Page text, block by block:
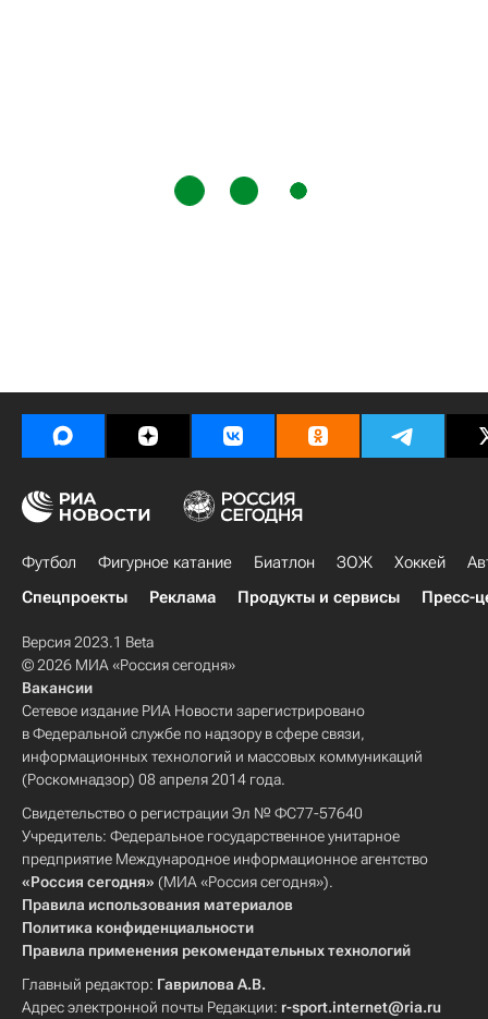
Футбол Фигурное катание Биатлон ЗОЖ Хоккей
Спецпроекты
Реклама Продукты и сервисы Пресс-
Версия 2023.1 Beta
© 2026 МИА «Россия сегодня»
Вакансии
Сетевое издание РИА Новости зарегистрировано
в Федеральной службе по надзору в сфере связи,
информационных технологий и массовых коммуникаций
(Роскомнадзор) 08 апреля 2014 года.
Свидетельство о регистрации Эл № ФС77-57640
Учредитель: Федеральное государственное унитарное
предприятие Международное информационное агентство
«Россия сегодня» (МИА «Россия сегодня»).
Правила использования материалов
Политика конфиденциальности
Правила применения рекомендательных технологий
Главный редактор: Гаврилова А.В.
Адрес электронной почты Редакции: r-sport.internet@ria.ru